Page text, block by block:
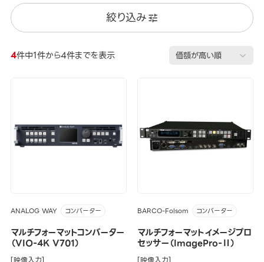
絞り込み
4件中1件から4件までを表示
ANALOG WAY コンバーター
マルチフォーマットコンバーター
（VIO-4K V701）
BARCO-Folsom コンバーター
マルチフォーマットイメージプロ
セッサー（ImagePro-Ⅱ）